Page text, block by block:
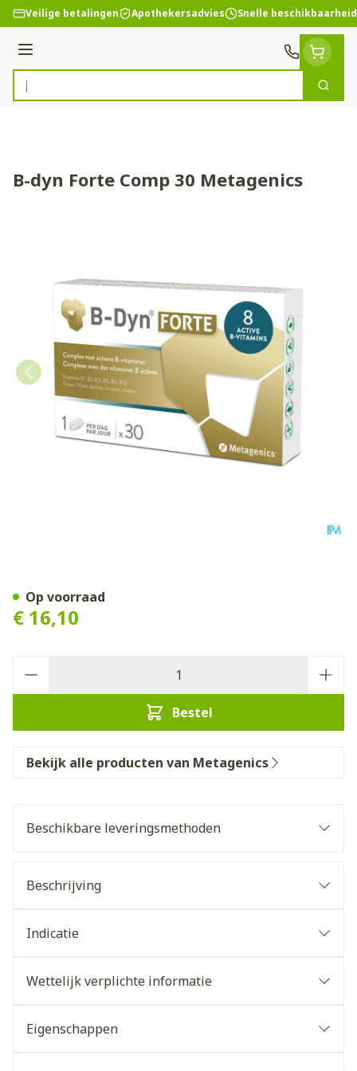
Ga naar de inhoud
Veilige betalingen Apothekersadvies Snelle beschikbaarheid
Menu
Product, merk, categorie...
Zoek
B-dyn Forte Comp 30 Metagenics
€ 16,10
Bestel
Op voorraad
Bekijk alle producten van Metagenics
Beschikbare leveringsmethoden
Beschrijving
Indicatie
Wettelijk verplichte informatie
Eigenschappen